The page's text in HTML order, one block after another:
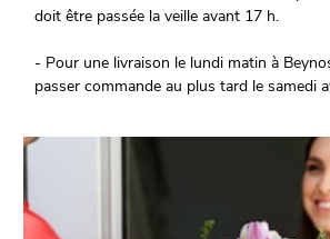
doit être passée la veille avant 17 h.
- Pour une livraison le lundi matin à
passer commande au plus tard le samedi